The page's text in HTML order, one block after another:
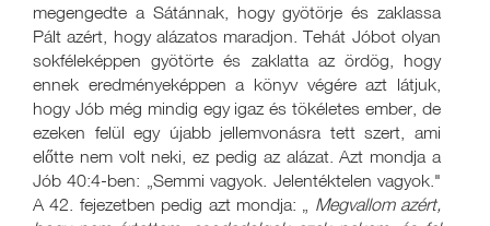
megengedte a Sátánnak, hogy gyötörje és zaklassa
Pált azért, hogy alázatos maradjon. Tehát Jóbot olyan
sokféleképpen gyötörte és zaklatta az ördög, hogy
ennek eredményeképpen a könyv végére azt látjuk,
hogy Jób még mindig egy igaz és tökéletes ember, de
ezeken felül egy újabb jellemvonásra tett szert, ami
előtte nem volt neki, ez pedig az alázat. Azt mondja a
Jób 40:4-ben: „Semmi vagyok. Jelentéktelen vagyok."
A 42. fejezetben pedig azt mondja: „ Megvallom azért,